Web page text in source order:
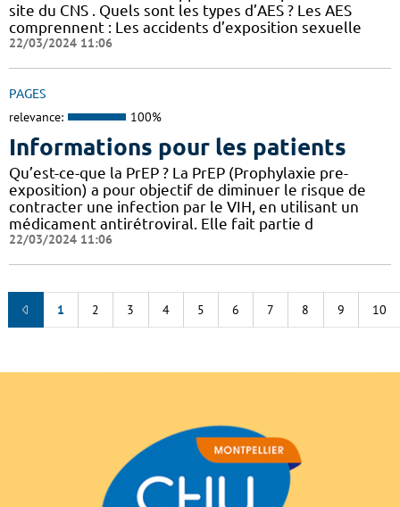
site du CNS . Quels sont les types d’AES ? Les AES
comprennent : Les accidents d’exposition sexuelle
22/03/2024 11:06
PAGES
relevance: 100%
Informations pour les patients
Qu’est-ce-que la PrEP ? La PrEP (Prophylaxie pre-
exposition) a pour objectif de diminuer le risque de
contracter une infection par le VIH, en utilisant un
médicament antirétroviral. Elle fait partie d
22/03/2024 11:06
1 2 3 4 5 6 7 8 9 10